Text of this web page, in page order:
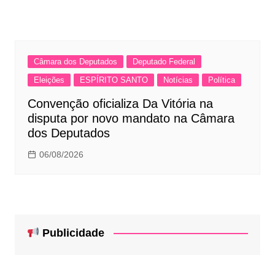
Câmara dos Deputados
Deputado Federal
Eleições
ESPÍRITO SANTO Notícias Política
Convenção oficializa Da Vitória na
disputa por novo mandato na Câmara
dos Deputados
06/08/2026
Publicidade